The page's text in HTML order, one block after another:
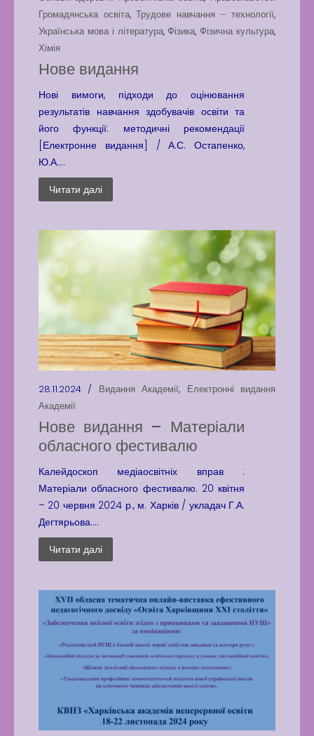
Громадянська освіта,Трудове навчання – технології,
Українська мова і література,Фізика,Фізична культура,
Хімія
Нове видання
Нові вимоги, підходи до оцінювання
результатів навчання здобувачів освіти та
його функції: методичні рекомендації
[Електронне видання] / А.С. Остапенко,
Ю.А....
Читати далі
28.11.2024 / Видання Академії, Електронні видання
Академії
Нове видання – Матеріали
обласного фестивалю
Калейдоскоп медіаосвітніх вправ :
Матеріали обласного фестивалю. 20 квітня
– 20 червня 2024 р., м. Харків / укладач Г.А.
Дегтярьова....
Читати далі